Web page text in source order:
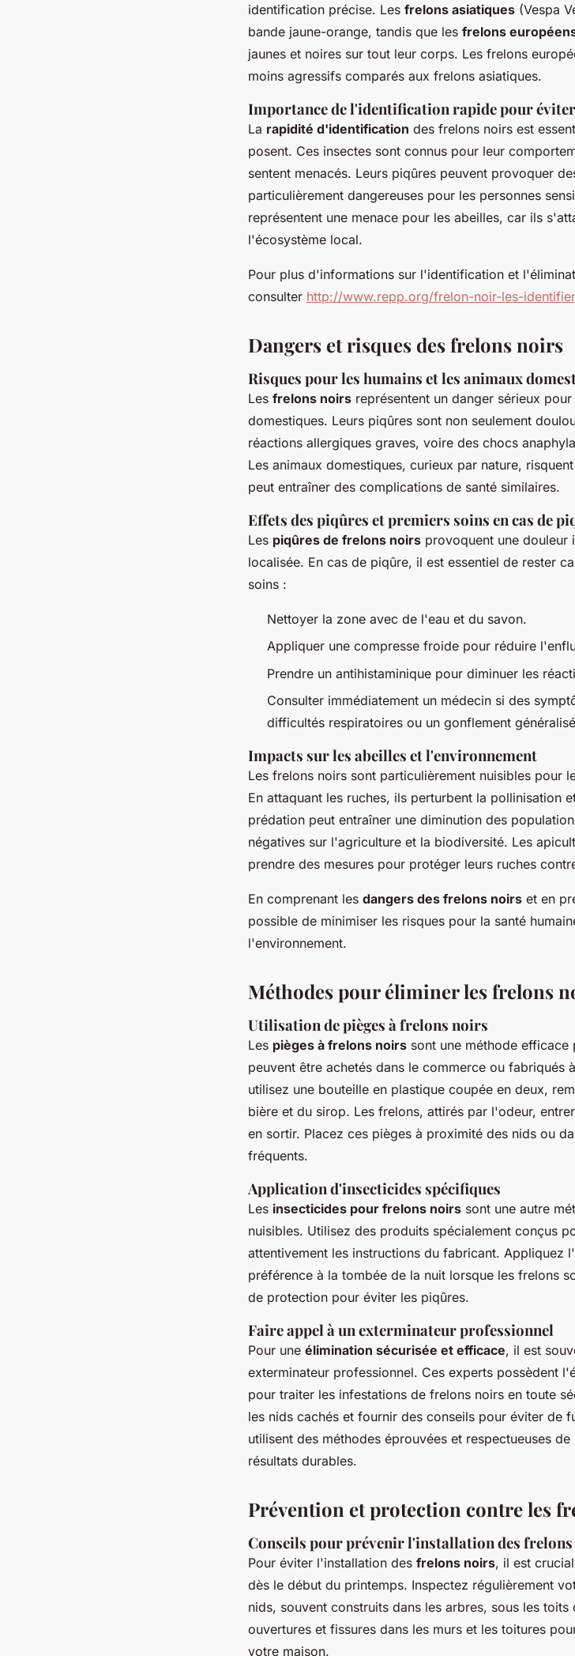
identification précise. Les frelons asiatiques (Vespa
bande jaune-orange, tandis que les frelons
jaunes et noires sur tout leur corps. Les frelons
moins agressifs comparés aux frelons asiatiques.
Importance de l'identification rapide pour
La rapidité d'identification des frelons noirs est
posent. Ces insectes sont connus pour leur
sentent menacés. Leurs piqûres peuvent provoquer
particulièrement dangereuses pour les personnes
représentent une menace pour les abeilles, car ils
l'écosystème local.
Pour plus d'informations sur l'identification et
consulter http://www.repp.org/frelon-noir-les-
Dangers et risques des frelons noirs
Risques pour les humains et les animaux
Les frelons noirs représentent un danger sérieux
domestiques. Leurs piqûres sont non seulement
réactions allergiques graves, voire des chocs
Les animaux domestiques, curieux par nature,
peut entraîner des complications de santé similaires.
Effets des piqûres et premiers soins en cas de
Les piqûres de frelons noirs provoquent une douleur
localisée. En cas de piqûre, il est essentiel de rester
soins :
Nettoyer la zone avec de l'eau et du savon.
Appliquer une compresse froide pour réduire
Prendre un antihistaminique pour diminuer les
Consulter immédiatement un médecin si des
difficultés respiratoires ou un gonflement
Impacts sur les abeilles et l'environnement
Les frelons noirs sont particulièrement nuisibles pour
En attaquant les ruches, ils perturbent la pollinisation
prédation peut entraîner une diminution des
négatives sur l'agriculture et la biodiversité. Les
prendre des mesures pour protéger leurs ruches
En comprenant les dangers des frelons noirs et en
possible de minimiser les risques pour la santé
l'environnement.
Méthodes pour éliminer les frelons
Utilisation de pièges à frelons noirs
Les pièges à frelons noirs sont une méthode
peuvent être achetés dans le commerce ou fabriqués
utilisez une bouteille en plastique coupée en deux,
bière et du sirop. Les frelons, attirés par l'odeur,
en sortir. Placez ces pièges à proximité des nids ou
fréquents.
Application d'insecticides spécifiques
Les insecticides pour frelons noirs sont une autre
nuisibles. Utilisez des produits spécialement conçus
attentivement les instructions du fabricant. Appliquez
préférence à la tombée de la nuit lorsque les frelons
de protection pour éviter les piqûres.
Faire appel à un exterminateur professionnel
Pour une élimination sécurisée et efficace, il est
exterminateur professionnel. Ces experts possèdent
pour traiter les infestations de frelons noirs en toute
les nids cachés et fournir des conseils pour éviter de
utilisent des méthodes éprouvées et respectueuses
résultats durables.
Prévention et protection contre les
Conseils pour prévenir l'installation des
Pour éviter l'installation des frelons noirs, il est
dès le début du printemps. Inspectez régulièrement
nids, souvent construits dans les arbres, sous les
ouvertures et fissures dans les murs et les toitures
votre maison.